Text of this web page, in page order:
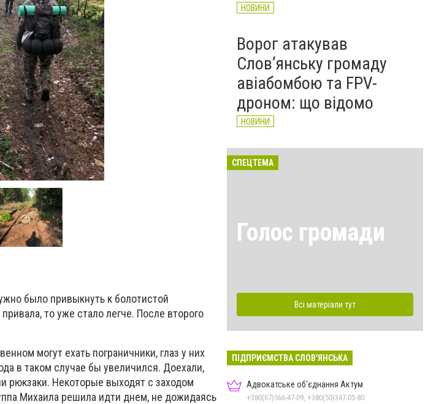
было привыкнуть к болотистой
то уже стало легче. После второго
могут ехать пограничники, глаз у них
в таком случае бы увеличился. Доехали,
рюкзаки. Некоторые выходят с заходом
Михаила решила идти днем, не дожидаясь
НОВИНИ
Ворог атакував
Слов’янську громаду
авіабомбою та FPV-
дроном: що відомо
НОВИНИ
СПЕЦТЕМА
Голос громади
Всі матеріали тут
ПІДПРИЄМСТВА СЛОВ'ЯНСЬКА
Адвокатське об'єднання Актум
+380(67)566-47-09, +380(50)347-05-80